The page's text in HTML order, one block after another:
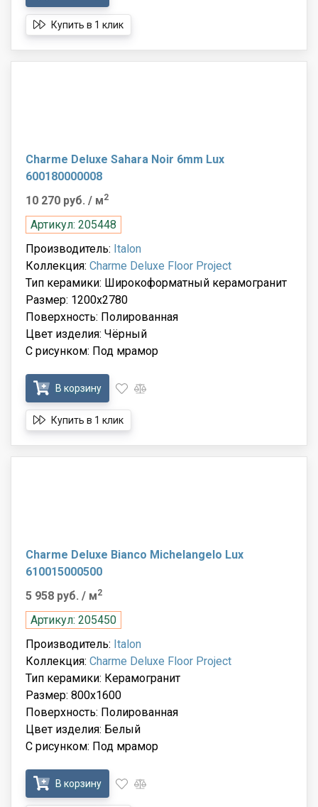
Купить в 1 клик
Charme Deluxe Sahara Noir 6mm Lux
600180000008
10 270 руб. / м2
Артикул: 205448
Производитель: Italon
Коллекция: Charme Deluxe Floor Project
Тип керамики: Широкоформатный керамогранит
Размер: 1200x2780
Поверхность: Полированная
Цвет изделия: Чёрный
С рисунком: Под мрамор
В корзину
Купить в 1 клик
Charme Deluxe Bianco Michelangelo Lux
610015000500
5 958 руб. / м2
Артикул: 205450
Производитель: Italon
Коллекция: Charme Deluxe Floor Project
Тип керамики: Керамогранит
Размер: 800x1600
Поверхность: Полированная
Цвет изделия: Белый
С рисунком: Под мрамор
В корзину